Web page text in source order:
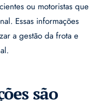
ou motoristas que
Essas informações
a gestão da frota e
são